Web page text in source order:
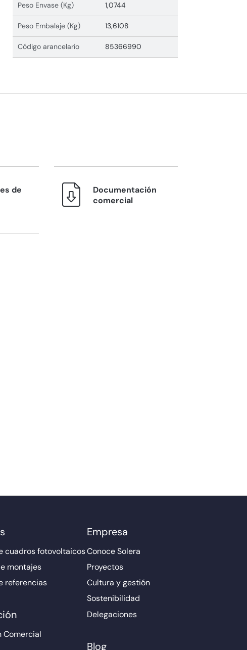
Peso Envase (Kg) 1,0744
Peso Embalaje (Kg) 13,6108
Código arancelario 85366990
de
Documentación
comercial
cuadros fotovoltaicos
montajes
referencias
Comercial
Empresa
Conoce Solera
Proyectos
Cultura y gestión
Sostenibilidad
Delegaciones
Blog